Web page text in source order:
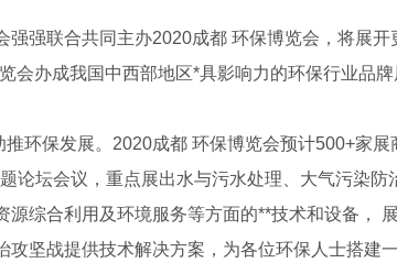
联合共同主办2020成都 环保博览会，将展开
会办成我国中西部地区*具影响力的环保行业品牌
保发展。2020成都 环保博览会预计500+家展
论坛会议，重点展出水与污水处理、大气污染
源综合利用及环境服务等方面的**技术和设备，
攻坚战提供技术解决方案，为各位环保人士搭建